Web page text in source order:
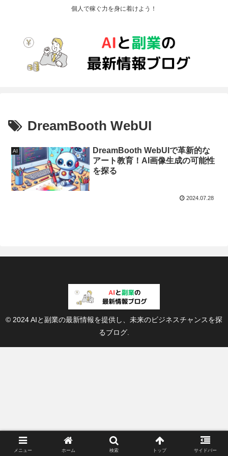
個人で稼ぐ力を身に着けよう！
DreamBooth WebUI
AI
DreamBooth WebUIで革新的な
アート教育！AI画像生成の可能性
を探る
2024.07.28
© 2024 AIと副業の最新情報を提供し、未来のビジネスチャンスを探
るブログ.
メニュー ホーム 検索 トップ サイドバー